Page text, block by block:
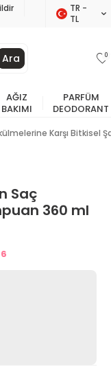
TR −
TL
Ara 0
AĞIZ
BAKIMI
PARFÜM
DEODORANT
Karşı Bitkisel
Saç
360 ml